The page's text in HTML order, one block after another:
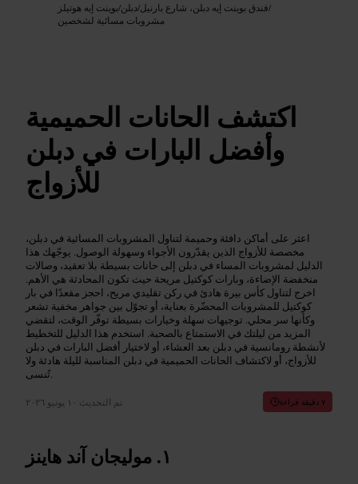
بوينت إيه هوتيلز/دبلن/فندق بوينت إيه دبلن، شارع بارنيل/
مشروبات مسائية لشخصين
اكتشف الحانات الحميمية
وأفضل البارات في دبلن
للأزواج
اعثر على أماكن دافئة وحميمة لتناول المشروبات المسائية في دبلن،
مخصصة للأزواج الذين يقدّرون الأجواء وسهولة الوصول. يوجّهك هذا
الدليل لمشروبات المساء في دبلن إلى حانات بسيطة بلا تعقيد، وصالات
منخفضة الإضاءة، وبارات كوكتيل مريحة حيث تكون المحادثة هي الأهم.
اخرج لتناول كأس بيرة هادئ في ركن تقليدي مريح، احجز مقعدًا في بار
كوكتيل للمشروبات المحضّرة بعناية، أو تجوّل بين جواهر مخفية تشعر
وكأنها سر محلي. توجيهات سهلة وخيارات بسيطة توفّر الوقت، لتقضي
المزيد من ليلتك في الاستمتاع بالصحبة. استخدم هذا الدليل للتخطيط
لأنشطة رومانسية في دبلن بعد العشاء، أو لاختيار أفضل البارات في دبلن
للأزواج، أو لاكتشاف الحانات الحميمية في دبلن المناسبة لليلة هادئة ولا
تُنسى.
تم التحديث ١٠ يونيو ٢٠٢٦ ٧ دقيقة قراءة
موليجان آند هاينز